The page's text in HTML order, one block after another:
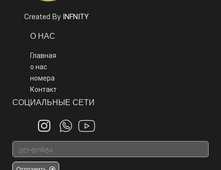
Created By INFNITY
О НАС
Главная
о нас
номера
Контакт
СОЦИАЛЬНЫЕ СЕТИ